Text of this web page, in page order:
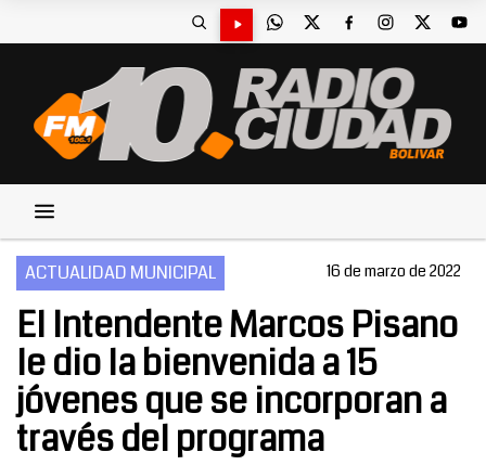
ACTUALIDAD MUNICIPAL 16 de marzo de 2022
El Intendente Marcos Pisano
le dio la bienvenida a 15
jóvenes que se incorporan a
través del programa